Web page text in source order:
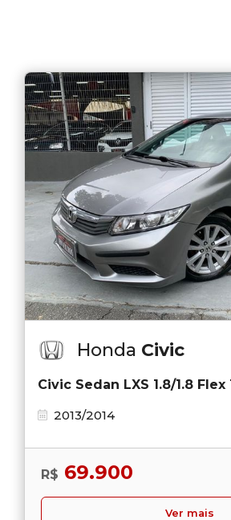
Honda Civic
Civic Sedan LXS 1.8/1.8
2013/2014
R$ 69.900
Ver mais